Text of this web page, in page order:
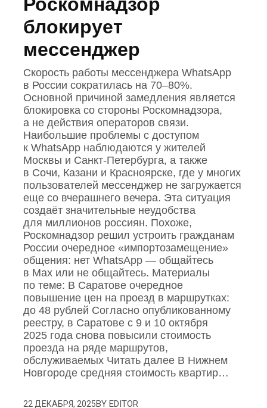
Роскомнадзор
блокирует
мессенджер
Скорость работы мессенджера WhatsApp
в России сократилась на 70–80%.
Основной причиной замедления является
блокировка со стороны Роскомнадзора,
а не действия операторов связи.
Наибольшие проблемы с доступом
к WhatsApp наблюдаются у жителей
Москвы и Санкт‑Петербурга, а также
в Сочи, Казани и Красноярске, где у многих
пользователей мессенджер не загружается
еще со вчерашнего вечера. Эта ситуация
создаёт значительные неудобства
для миллионов россиян. Похоже,
Роскомнадзор решил устроить гражданам
России очередное «импортозамещение»
общения: нет WhatsApp — общайтесь
в Max или не общайтесь. Материалы
по теме: В Саратове очередное
повышение цен на проезд в маршрутках:
до 48 рублей Согласно опубликованному
реестру, в Саратове с 9 и 10 октября
2025 года снова повысили стоимость
проезда на ряде маршрутов,
обслуживаемых Читать далее В Нижнем
Новгороде средняя стоимость квартир…
22 ДЕКАБРЯ, 2025BYEDITOR